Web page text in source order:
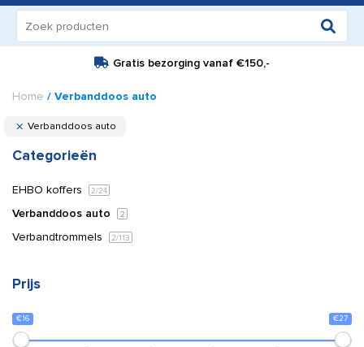
naar:
Gratis bezorging vanaf €150,-
Home / Verbanddoos auto
Verbanddoos auto
Categorieën
EHBO koffers 2/24
Verbanddoos auto 2
Verbandtrommels 2/113
Prijs
€16 €27